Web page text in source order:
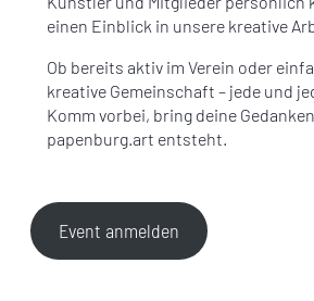
einen Einblick in unsere kreative
Ob bereits aktiv im Verein oder
kreative Gemeinschaft – jede und
Komm vorbei, bring deine
papenburg.art entsteht.
Event anmelden